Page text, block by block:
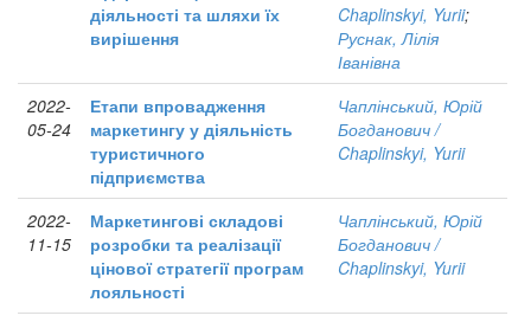
діяльності та шляхи їх
вирішення
Chaplinskyi, Yurii;
Руснак, Лілія
Іванівна
2022-
05-24
Етапи впровадження
маркетингу у діяльність
туристичного
підприємства
Чаплінський, Юрій
Богданович /
Chaplinskyi, Yurii
2022-
11-15
Маркетингові складові
розробки та реалізації
цінової стратегії програм
лояльності
Чаплінський, Юрій
Богданович /
Chaplinskyi, Yurii